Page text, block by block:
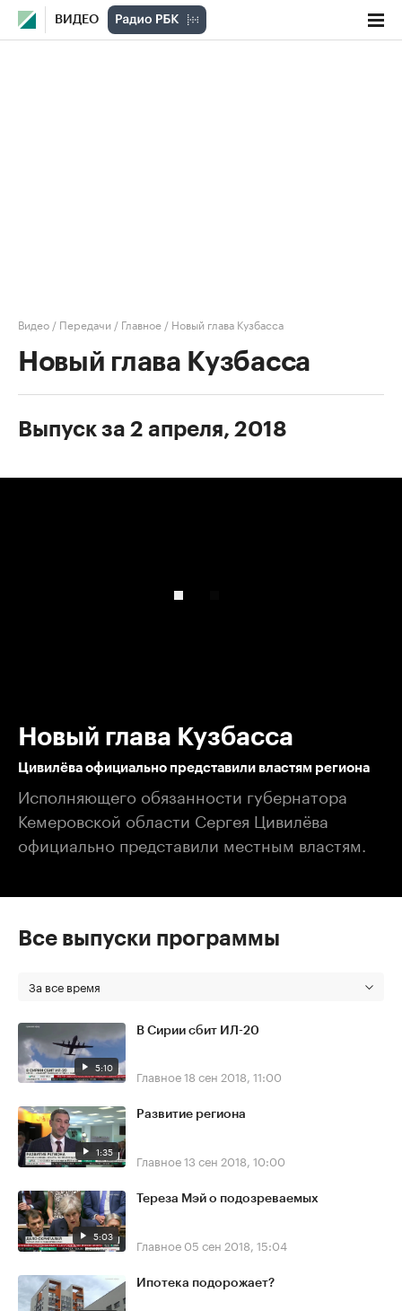
ВИДЕО
Видео / Передачи / Главное / Новый глава Кузбасса
Новый глава Кузбасса
Выпуск за 2 апреля, 2018
Новый глава Кузбасса
Цивилёва официально представили властям региона
Исполняющего обязанности губернатора
Кемеровской области Сергея Цивилёва
официально представили местным властям.
Все выпуски программы
За все время
5:10
В Сирии сбит ИЛ-20
Главное18 сен 2018, 11:00
1:35
Развитие региона
Главное13 сен 2018, 10:00
5:03
Тереза Мэй о подозреваемых
Главное 05 сен 2018, 15:04
Ипотека подорожает?